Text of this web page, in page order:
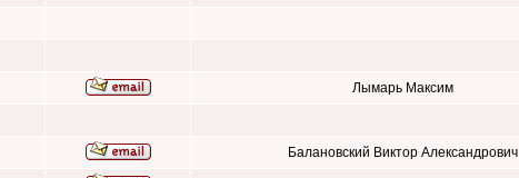
Лымарь Максим
Балановский Виктор Александрович